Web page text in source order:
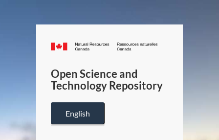
Canada.ca
/
Canada
Open Science and
Technology Repository
English